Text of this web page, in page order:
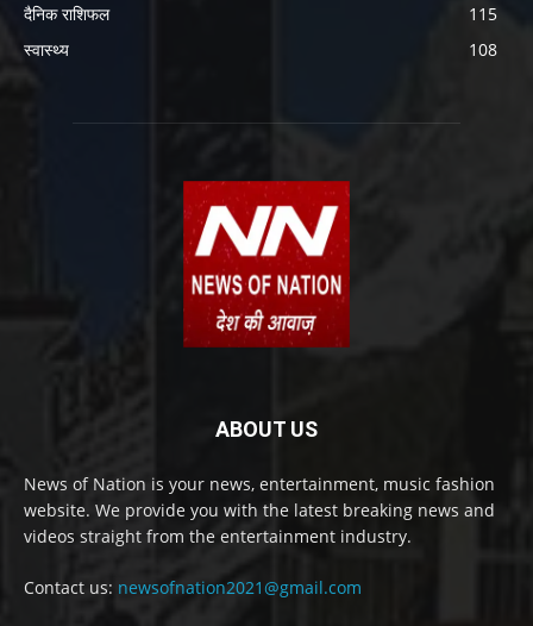
दैनिक राशिफल
115
स्वास्थ्य
108
ABOUT US
News of Nation is your news, entertainment, music fashion
website. We provide you with the latest breaking news and
videos straight from the entertainment industry.
Contact us: newsofnation2021@gmail.com